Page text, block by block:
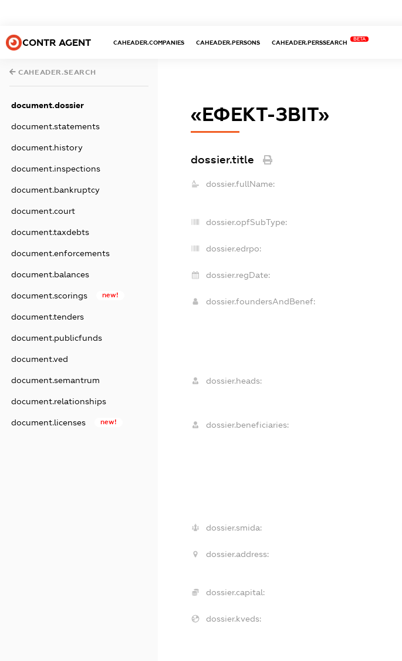
CONTR AGENT CAHEADER.COMPANIES CAHEADER.PERSONS CAHEADER.PERSSEARCH
BETA
CAHEADER.SEARCH
document.dossier
document.statements
document.history
document.inspections
document.bankruptcy
document.court
document.taxdebts
document.enforcements
document.balances
document.scorings new!
document.tenders
document.publicfunds
document.ved
document.semantrum
document.relationships
document.licenses new!
«ЕФЕКТ-ЗВІТ»
dossier.title
dossier.fullName:
dossier.opfSubType:
dossier.edrpo:
dossier.regDate:
dossier.foundersAndBenef:
dossier.heads:
dossier.beneficiaries:
dossier.smida:
dossier.address:
dossier.capital:
dossier.kveds: